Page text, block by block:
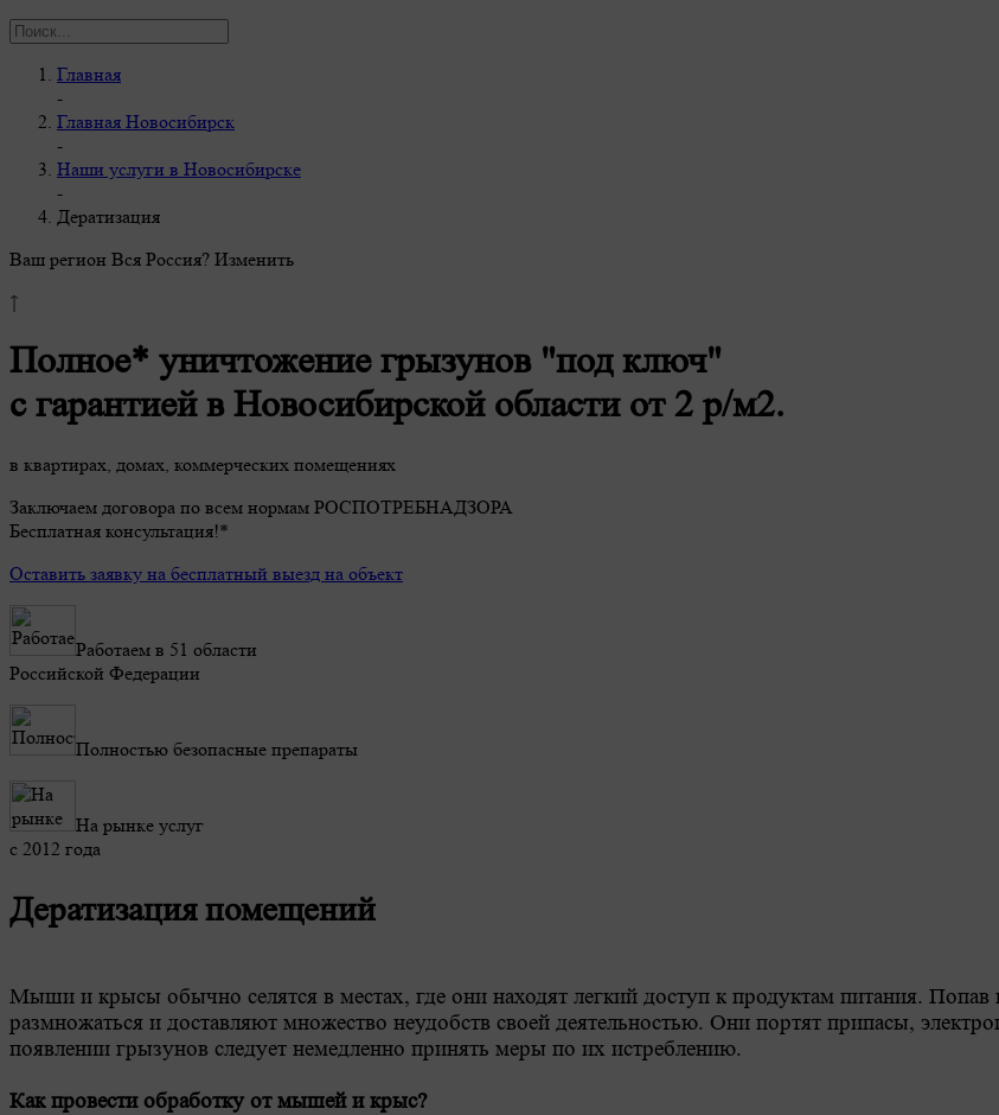
Главная
-
Главная Новосибирск
-
Наши услуги в Новосибирске
-
Дератизация
Ваш регион Вся Россия? Изменить
↑
Полное* уничтожение грызунов "под ключ"
с гарантией в Новосибирской области от 2 р/м2.
в квартирах, домах, коммерческих помещениях
Заключаем договора по всем нормам РОСПОТРЕБНАДЗОРА
Бесплатная консультация!*
Оставить заявку на бесплатный выезд на объект
Работаем в 51 области
Российской Федерации
Полностью безопасные препараты
На рынке услуг
с 2012 года
Дератизация помещений
Мыши и крысы обычно селятся в местах, где они находят легкий доступ к продуктам питания. Попав
размножаться и доставляют множество неудобств своей деятельностью. Они портят припасы,
появлении грызунов следует немедленно принять меры по их истреблению.
Как провести обработку от мышей и крыс?